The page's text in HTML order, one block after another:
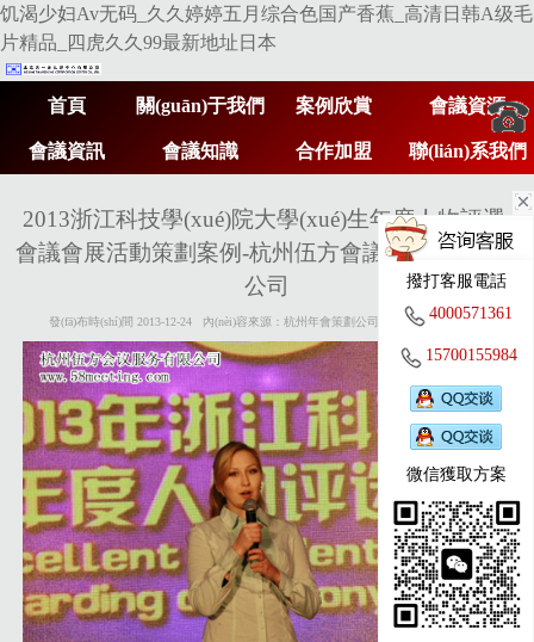
饥渴少妇Av无码_久久婷婷五月综合色国产香蕉_高清日韩A级毛
片精品_四虎久久99最新地址日本
首頁 關(guān)于我們 案例欣賞 會議資源
會議資訊 會議知識 合作加盟 聯(lián)系我們
400-
361
2013浙江科技學(xué)院大學(xué)生年度人物評選-
會議會展活動策劃案例-杭州伍方會議服務(wù)有限
公司
發(fā)布時(shí)間 2013-12-24 內(nèi)容來源：杭州年會策劃公司 http://m.27xsgw.com
撥打客服電話
4000571361
15700155984
微信獲取方案